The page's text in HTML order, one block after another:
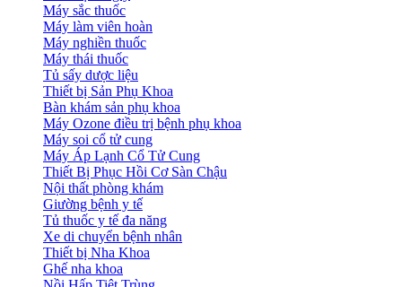
Máy sắc thuốc
Máy làm viên hoàn
Máy nghiền thuốc
Máy thái thuốc
Tủ sấy dược liệu
Thiết bị Sản Phụ Khoa
Bàn khám sản phụ khoa
Máy Ozone điều trị bệnh phụ khoa
Máy soi cổ tử cung
Máy Áp Lạnh Cổ Tử Cung
Thiết Bị Phục Hồi Cơ Sàn Chậu
Nội thất phòng khám
Giường bệnh y tế
Tủ thuốc y tế đa năng
Xe di chuyển bệnh nhân
Thiết bị Nha Khoa
Ghế nha khoa